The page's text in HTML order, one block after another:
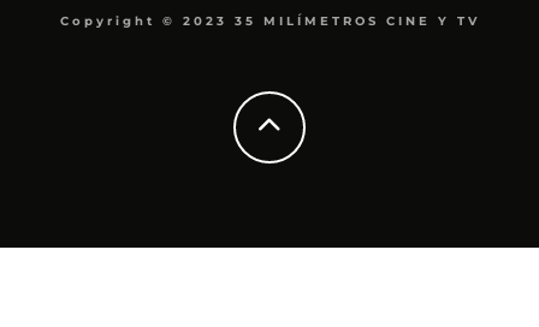
Copyright © 2023 35 MILÍMETROS CINE Y TV